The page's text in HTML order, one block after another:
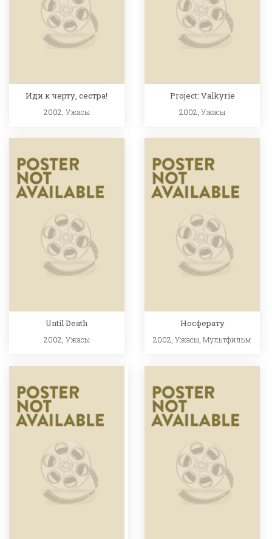
Иди к черту, сестра!
2002, Ужасы
Project: Valkyrie
2002,Ужасы
Until Death
2002, Ужасы
Носферату
2002,Ужасы,Мультфильм